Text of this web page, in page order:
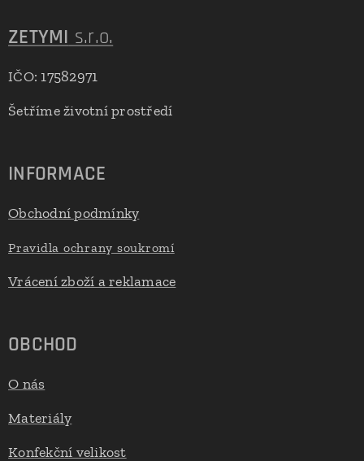
ZETYMI s.r.o.
IČO: 17582971
Šetříme životní prostředí
INFORMACE
Obchodní podmínky
Pravidla ochrany soukromí
Vrácení zboží a reklamace
OBCHOD
O nás
Materiály
Konfekční velikost